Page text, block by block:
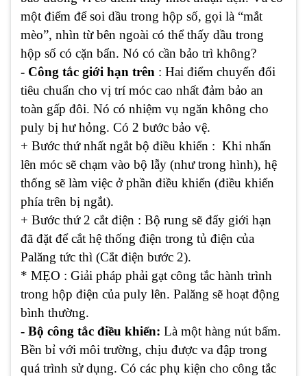
một điểm để soi dầu trong hộp số, gọi là “mắt
mèo”, nhìn từ bên ngoài có thể thấy dầu trong
hộp số có cặn bẩn. Nó có cần bảo trì không?
- Công tắc giới hạn trên : Hai điểm chuyển đổi
tiêu chuẩn cho vị trí móc cao nhất đảm bảo an
toàn gấp đôi. Nó có nhiệm vụ ngăn không cho
puly bị hư hỏng. Có 2 bước bảo vệ.
+ Bước thứ nhất ngắt bộ điều khiển : Khi nhấn
lên móc sẽ chạm vào bộ lẫy (như trong hình), hệ
thống sẽ làm việc ở phần điều khiển (điều khiển
phía trên bị ngắt).
+ Bước thứ 2 cắt điện : Bộ rung sẽ đẩy giới hạn
đã đặt để cắt hệ thống điện trong tủ điện của
Palăng tức thì (Cắt điện bước 2).
* MẸO : Giải pháp phải gạt công tắc hành trình
trong hộp điện của puly lên. Palăng sẽ hoạt động
bình thường.
- Bộ công tắc điều khiển: Là một hàng nút bấm.
Bền bỉ với môi trường, chịu được va đập trong
quá trình sử dụng. Có các phụ kiện cho công tắc